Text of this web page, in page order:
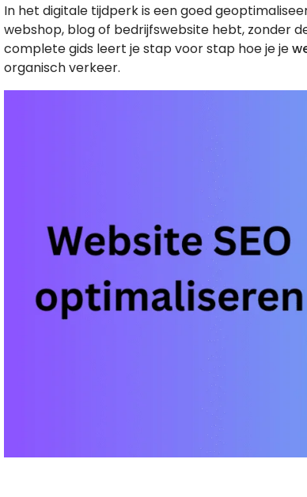
In het digitale tijdperk is een goed
webshop, blog of bedrijfswebsite hebt, zonder
complete gids leert je stap voor stap hoe je je
organisch verkeer.